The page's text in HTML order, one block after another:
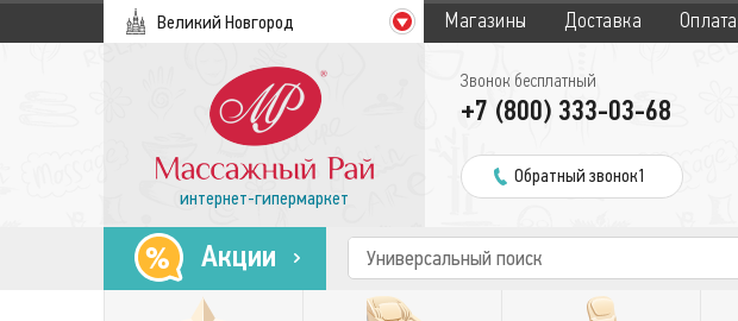
Великий Новгород Магазины Доставка Оплата
интернет-гипермаркет
Звонок бесплатный
+7 (800) 333-03-68
Обратный звонок1
Акции